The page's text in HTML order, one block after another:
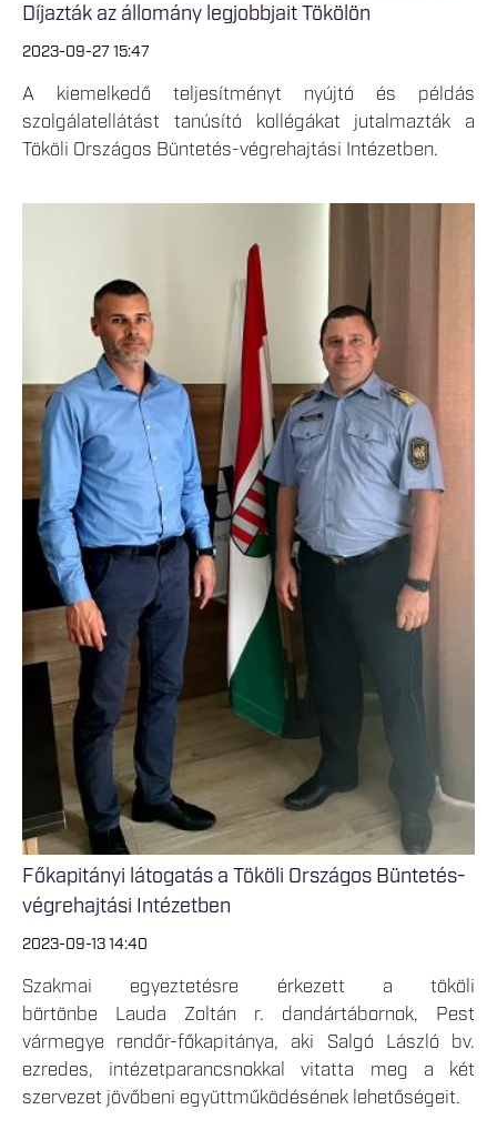
Díjazták az állomány legjobbjait Tökölön
2023-09-27 15:47
A kiemelkedő teljesítményt nyújtó és példás
szolgálatellátást tanúsító kollégákat jutalmazták a
Tököli Országos Büntetés-végrehajtási Intézetben.
Főkapitányi látogatás a Tököli Országos Büntetés-
végrehajtási Intézetben
2023-09-13 14:40
Szakmai egyeztetésre érkezett a tököli
börtönbe Lauda Zoltán r. dandártábornok, Pest
vármegye rendőr-főkapitánya, aki Salgó László bv.
ezredes, intézetparancsnokkal vitatta meg a két
szervezet jövőbeni együttműködésének lehetőségeit.